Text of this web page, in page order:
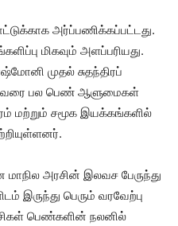
அர்ப்பணிக்கப்பட்டது.
மிக​வும் அளப்​பரியது.
முதல் சுதந்​திரப்
வரை பல பெண் ஆளு​மை​கள்
மற்​றும் சமூக இயக்​கங்​களில்
அரசின் இலவச பேருந்து
இருந்து பெரும் வரவேற்பு
பெண்​களின் நலனில்